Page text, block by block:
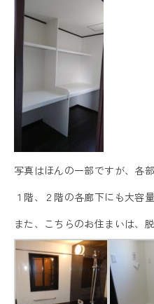
写真はほんの一部ですが、各
１階、２階の各廊下にも大容
また、こちらのお住まいは、